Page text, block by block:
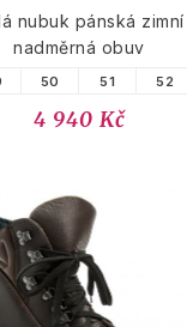
nubuk pánská
nadměrná obuv
50 51 52
4 940 Kč